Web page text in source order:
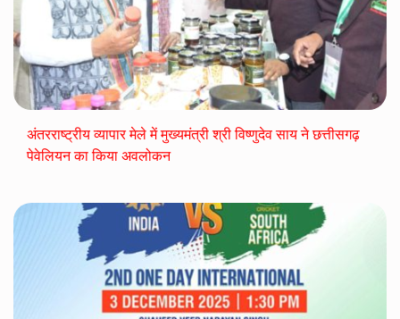
अंतरराष्ट्रीय व्यापार मेले में मुख्यमंत्री श्री विष्णुदेव साय ने छत्तीसगढ़
पेवेलियन का किया अवलोकन